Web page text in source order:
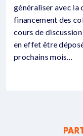
généraliser avec la
financement des
cours de
en effet être
prochains mois…